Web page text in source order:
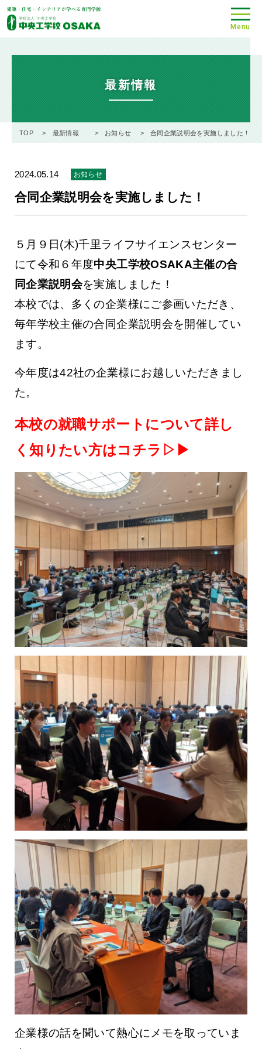
最新情報
TOP 最新情報 お知らせ 合同企業説明会を実施しました！
2024.05.14 お知らせ
合同企業説明会を実施しました！
５月９日(木)千里ライフサイエンスセンター
にて令和６年度中央工学校OSAKA主催の合
同企業説明会を実施しました！
本校では、多くの企業様にご参画いただき、
毎年学校主催の合同企業説明会を開催してい
ます。
今年度は42社の企業様にお越しいただきまし
た。
本校の就職サポートについて詳し
く知りたい方はコチラ▷▶
企業様の話を聞いて熱心にメモを取っていま
Menu